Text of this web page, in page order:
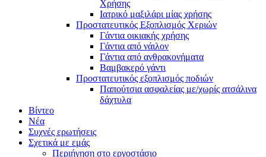
Χρήσης
Ιατρικό μαξιλάρι μίας χρήσης
Προστατευτικός Εξοπλισμός Χεριών
Γάντια οικιακής χρήσης
Γάντια από νάιλον
Γάντια από ανθρακονήματα
Βαμβακερό γάντι
Προστατευτικός εξοπλισμός ποδιών
Παπούτσια ασφαλείας με/χωρίς ατσάλινα
δάχτυλα
Βίντεο
Νέα
Συχνές ερωτήσεις
Σχετικά με εμάς
Περιήγηση στο εργοστάσιο